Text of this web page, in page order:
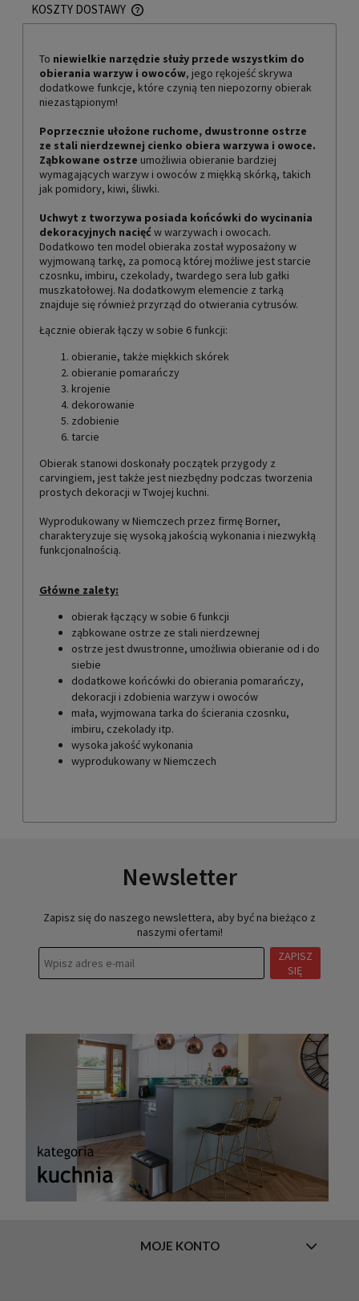
KOSZTY DOSTAWY
CENA NIE ZAWIERA EWENTUALNYCH KOSZTÓW PŁATNOŚCI
To niewielkie narzędzie służy przede wszystkim do
obierania warzyw i owoców, jego rękojeść skrywa
dodatkowe funkcje, które czynią ten niepozorny obierak
niezastąpionym!
Poprzecznie ułożone ruchome, dwustronne ostrze
ze stali nierdzewnej cienko obiera warzywa i owoce.
Ząbkowane ostrze umożliwia obieranie bardziej
wymagających warzyw i owoców z miękką skórką, takich
jak pomidory, kiwi, śliwki.
Uchwyt z tworzywa posiada końcówki do wycinania
dekoracyjnych nacięćw warzywach i owocach.
Dodatkowo ten model obieraka został wyposażony w
wyjmowaną tarkę, za pomocą której możliwe jest starcie
czosnku, imbiru, czekolady, twardego sera lub gałki
muszkatołowej. Na dodatkowym elemencie z tarką
znajduje się również przyrząd do otwierania cytrusów.
Łącznie obierak łączy w sobie 6 funkcji:
obieranie, także miękkich skórek
obieranie pomarańczy
krojenie
dekorowanie
zdobienie
tarcie
Obierak stanowi doskonały początek przygody z
carvingiem, jest także jest niezbędny podczas tworzenia
prostych dekoracji w Twojej kuchni.
Wyprodukowany w Niemczech przez firmę Borner,
charakteryzuje się wysoką jakością wykonania i niezwykłą
funkcjonalnością.
Główne zalety:
obierak łączący w sobie 6 funkcji
ząbkowane ostrze ze stali nierdzewnej
ostrze jest dwustronne, umożliwia obieranie od i do
siebie
dodatkowe końcówki do obierania pomarańczy,
dekoracji i zdobienia warzyw i owoców
mała, wyjmowana tarka do ścierania czosnku,
imbiru, czekolady itp.
wysoka jakość wykonania
wyprodukowany w Niemczech
Newsletter
Zapisz się do naszego newslettera, aby być na bieżąco z
naszymi ofertami!
ZAPISZ
SIĘ
MOJE KONTO